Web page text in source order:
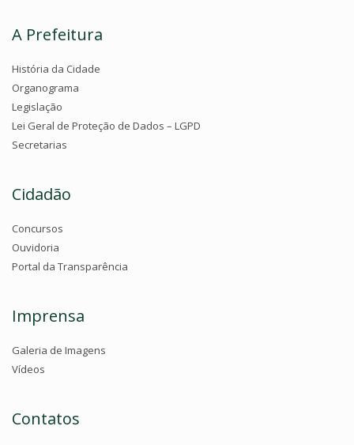
A Prefeitura
História da Cidade
Organograma
Legislação
Lei Geral de Proteção de Dados – LGPD
Secretarias
Cidadão
Concursos
Ouvidoria
Portal da Transparência
Imprensa
Galeria de Imagens
Vídeos
Contatos